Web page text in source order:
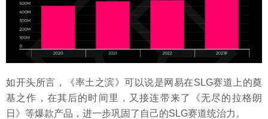
如开头所言，《率土之滨》可以说是网易在SLG赛道上的奠
基之作，在其后的时间里，又接连带来了《无尽的拉格朗
日》等爆款产品，进一步巩固了自己的SLG赛道统治力。